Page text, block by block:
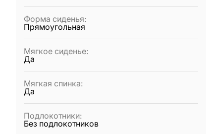
Форма сиденья:
Прямоугольная
Мягкое сиденье:
Да
Мягкая спинка:
Да
Подлокотники:
Без подлокотников